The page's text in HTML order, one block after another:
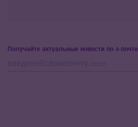
Получайте актуальные новости по э-почте